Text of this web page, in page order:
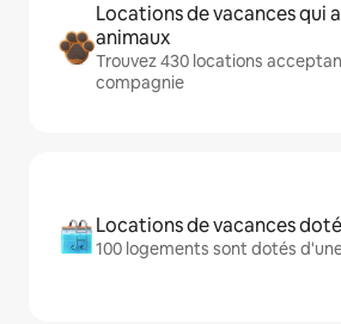
Locations de vacances qui
animaux
Trouvez 430 locations
compagnie
Locations de vacances
100 logements sont dotés